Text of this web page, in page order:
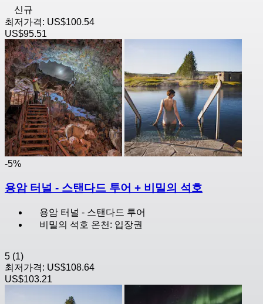
신규
최저가격: US$100.54
US$95.51
-5%
용암 터널 - 스탠다드 투어 + 비밀의 석호
용암 터널 - 스탠다드 투어
비밀의 석호 온천: 입장권
5 (1)
최저가격: US$108.64
US$103.21